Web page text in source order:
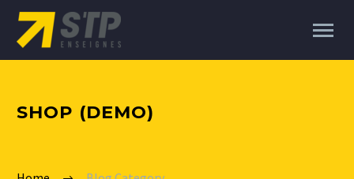
SHOP (DEMO)